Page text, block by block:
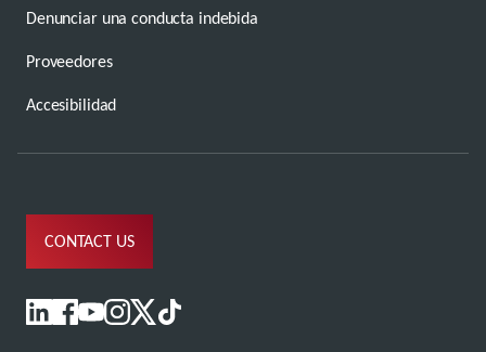
Denunciar una conducta indebida
Proveedores
Accesibilidad
CONTACT US